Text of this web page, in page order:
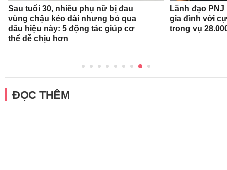
Sau tuổi 30, nhiều phụ nữ bị đau
vùng chậu kéo dài nhưng bỏ qua
dấu hiệu này: 5 động tác giúp cơ
thể dễ chịu hơn
Lãnh đạo
gia đình với
trong vụ
ĐỌC THÊM